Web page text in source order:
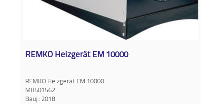
REMKO Heizgerät EM 10000
REMKO Heizgerät EM 10000
MB501562
Bauj.: 2018